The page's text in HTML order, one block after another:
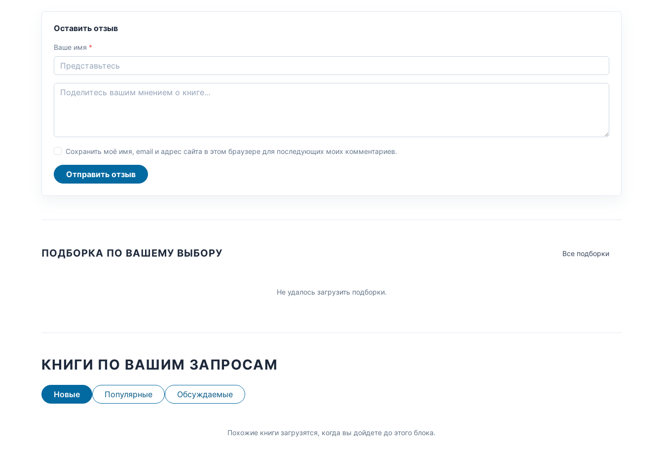
Оставить отзыв
Ваше имя *
Сохранить моё имя, email и адрес сайта в этом браузере для последующих моих комментариев.
Отправить отзыв
ПОДБОРКА ПО ВАШЕМУ ВЫБОРУ Все подборки
Не удалось загрузить подборки.
КНИГИ ПО ВАШИМ ЗАПРОСАМ
Новые Популярные Обсуждаемые
Похожие книги загрузятся, когда вы дойдете до этого блока.